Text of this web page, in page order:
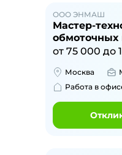
ООО ЭНМАШ
Мастер-
обмоточных
от 75 000 до
Москва
Работа в